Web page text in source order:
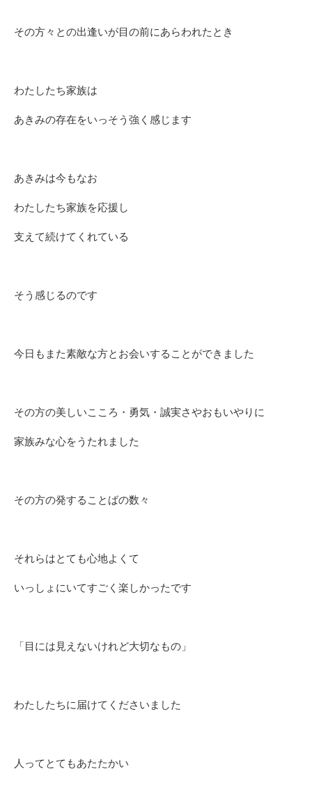
その方々との出逢いが目の前にあらわれたとき
わたしたち家族は
あきみの存在をいっそう強く感じます
あきみは今もなお
わたしたち家族を応援し
支えて続けてくれている
そう感じるのです
今日もまた素敵な方とお会いすることができました
その方の美しいこころ・勇気・誠実さやおもいやりに
家族みな心をうたれました
その方の発することばの数々
それらはとても心地よくて
いっしょにいてすごく楽しかったです
「目には見えないけれど大切なもの」
わたしたちに届けてくださいました
人ってとてもあたたかい